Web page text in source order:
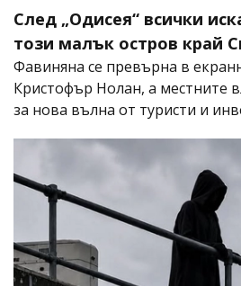
След „Одисея“ всички
този малък остров край
Фавиняна се превърна в
Кристофър Нолан, а местните
за нова вълна от туристи и